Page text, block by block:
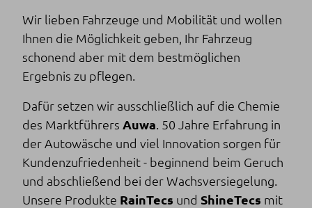
Wir lieben Fahrzeuge und Mobilität und wollen
Ihnen die Möglichkeit geben, Ihr Fahrzeug
schonend aber mit dem bestmöglichen
Ergebnis zu pflegen.
Dafür setzen wir ausschließlich auf die Chemie
des Marktführers Auwa. 50 Jahre Erfahrung in
der Autowäsche und viel Innovation sorgen für
Kundenzufriedenheit - beginnend beim Geruch
und abschließend bei der Wachsversiegelung.
Unsere Produkte RainTecs und ShineTecs mit